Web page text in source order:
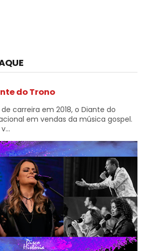
do Trono
carreira em 2018, o Diante do
em vendas da música gospel.